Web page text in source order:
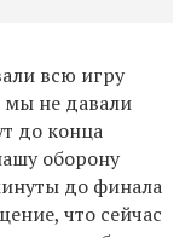
всю игру
не давали
до конца
оборону
до финала
что сейчас